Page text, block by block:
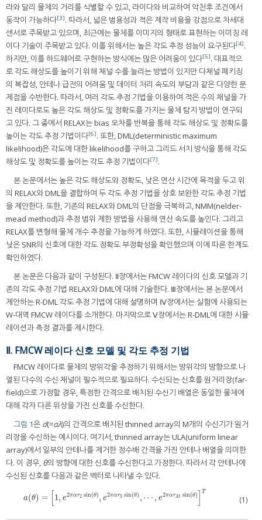
라와 달리 물체의 거리를 식별할 수 있고, 라이다와 비교하여 악천후 조건에서
동작이 가능하다[3]. 따라서, 넓은 범용성과 적은 제작 비용을 강점으로 차세대
센서로 주목받고 있으며, 최근에는 물체를 이미지의 형태로 표현하는 이미징 레
이다 기술이 주목받고 있다. 이를 위해서는 높은 각도 추정 성능이 요구된다[4].
하지만, 이를 하드웨어로 구현하는 방식에는 많은 어려움이 있다[5]. 대표적으
로 각도 해상도를 높이기 위해 채널 수를 늘리는 방법이 있지만 다채널 패키징
의 복잡성, 안테나 급전의 어려움 및 데이터 처리 속도의 부담과 같은 다양한 문
제점을 수반한다. 따라서, 여러 각도 추정 기법을 이용하여 적은 수의 채널을 가
진 레이다로도 높은 각도 해상도 및 정확도를 가지는 물체 탐지 방법이 연구되
고 있다. 그 중에서 RELAX는 bias 오차를 반복을 통해 각도 해상도 및 정확도를
높이는 각도 추정 기법이다[6]. 또한, DML(deterministic maximum
likelihood)은 각도에 대한 likelihood를 구하고 그리드 서치 방식을 통해 각도
해상도 및 정확도를 높이는 각도 추정 기법이다[7].
본 논문에서는 높은 각도 해상도와 정확도, 낮은 연산 시간에 목적을 두고 위
의 RELAX와 DML을 결합하여 두 각도 추정 기법을 상호 보완한 각도 추정 기법
을 제안한다. 또한, 기존의 RELAX와 DML의 단점을 극복하고, NMM(nelder-
mead method)과 추정 범위 제한 방법을 사용해 연산 속도를 높인다. 그리고
RELAX를 변형해 물체 개수 추정을 가능하게 하였다. 또한, 시뮬레이션을 통해
낮은 SNR의 신호에 대한 각도 정확도 부정확성을 확인했으며 이에 따른 한계도
확인하였다.
본 논문은 다음과 같이 구성된다. Ⅱ장에서는 FMCW 레이다의 신호 모델과 기
존의 각도 추정 기법 RELAX와 DML에 대해 기술한다. Ⅲ장에서는 본 논문에서
제안하는 R-DML 각도 추정 기법에 대해 설명하며 Ⅳ장에서는 실험에 사용되는
W-대역 FMCW 레이다를 소개한다. 마지막으로 Ⅴ장에서는 R-DML에 대한 시뮬
레이션과 측정 결과를 제시한다.
Ⅱ. FMCW 레이다 신호 모델 및 각도 추정 기법
FMCW 레이다로 물체의 방위각을 추정하기 위해서는 방위각의 방향으로 나
열된 다수의 수신 채널이 필수적으로 필요하다. 수신되는 신호를 원거리장(far-
field)으로 가정할 경우, 특정한 간격으로 배치된 수신기 배열은 동일한 물체에
대해 각자 다른 위상을 가진 신호를 수신한다.
그림 1은 d(=αλ)의 간격으로 배치된 thinned array의 M개의 수신기가 원거
리장을 수신하는 예시이다. 여기서, thinned array는 ULA(uniform linear
array)에서 일부의 안테나를 제거한 정수배 간격을 가진 안테나 배열을 의미한
다. 이 경우, θ의 방향에 대한 신호를 수신한다고 가정한다. 따라서 각 안테나에
수신된 신호를 다음과 같은 벡터로 나타낼 수 있다.
a(θ) = 1, e2παr2 sin(θ), e2παr3 sin(θ) , ⋯ , e2παrM sin(θ)
T
a(θ )=1 e2 παr2sin(θ),e 2παr3sin(θ), ⋯ e2παrMsin(θ)T (1)